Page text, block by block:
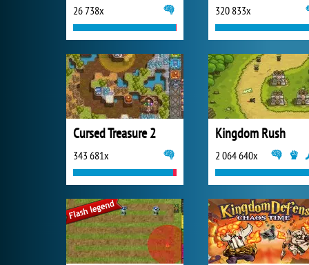
26 738x 320 833x
Cursed Treasure 2
343 681x
Kingdom Rush
2 064 640x